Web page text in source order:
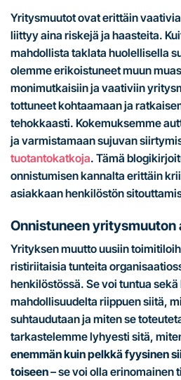
Yritysmuutot ovat erittäin
liittyy aina riskejä ja haasteita.
mahdollista taklata huolellisella
olemme erikoistuneet muun
monimutkaisiin ja vaativiin
tottuneet kohtaamaan ja
tehokkaasti. Kokemuksemme
ja varmistamaan sujuvan
tuotantokatkoja. Tämä
onnistumisen kannalta erittäin
asiakkaan henkilöstön
Onnistuneen yritysmuuton
Yrityksen muutto uusiin
ristiriitaisia tunteita
henkilöstössä. Se voi tuntua
mahdollisuudelta riippuen siitä,
suhtaudutaan ja miten se
tarkastelemme lyhyesti sitä,
enemmän kuin pelkkä fyysinen
toiseen– se voi olla erinomainen